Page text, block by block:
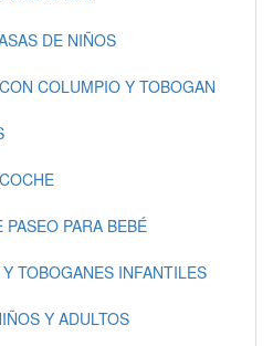
DE NIÑOS
COLUMPIO Y TOBOGAN
PARA BEBÉ
TOBOGANES INFANTILES
Y ADULTOS